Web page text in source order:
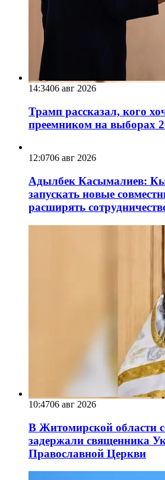
14:3406 авг 2026
Трамп рассказал, кого
преемником на выборах
12:0706 авг 2026
Адылбек Касымалиев:
запускать новые
расширять
10:4706 авг 2026
В Житомирской области
задержали священника
Православной Церкви